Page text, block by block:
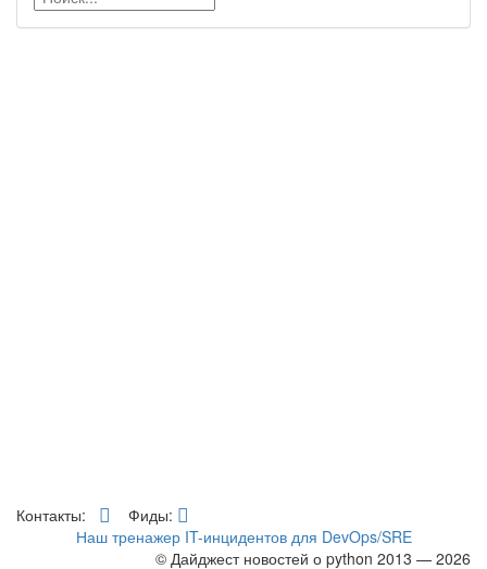
Контакты:
Фиды:
Наш тренажер IT-инцидентов для DevOps/SRE
© Дайджест новостей о python 2013 — 2026